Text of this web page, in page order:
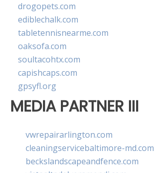
drogopets.com
ediblechalk.com
tabletennisnearme.com
oaksofa.com
soultacohtx.com
capishcaps.com
gpsyfl.org
MEDIA PARTNER III
vwrepairarlington.com
cleaningservicebaltimore-md.com
beckslandscapeandfence.com